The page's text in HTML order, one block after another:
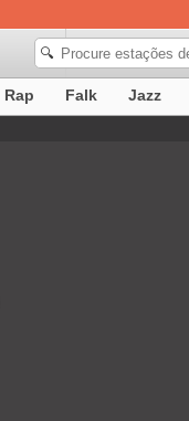
🔍
Rap Falk Jazz